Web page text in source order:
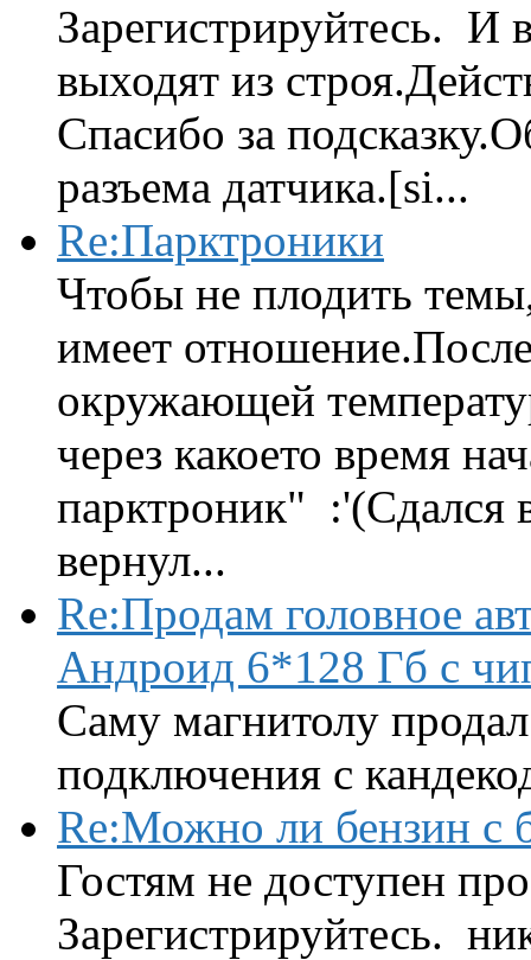
Зарегистрируйтесь. И
выходят из
Спасибо за
разъема датчика.[si...
Re:Парктроники
Чтобы не плодить
имеет
окружающей
через какоето время
парктроник" :'(Сдался
вернул...
Re:Продам головное
Андроид 6*128 Гб с
Саму магнитолу
подключения с
Re:Можно ли бензин с
Гостям не доступен
Зарегистрируйтесь.